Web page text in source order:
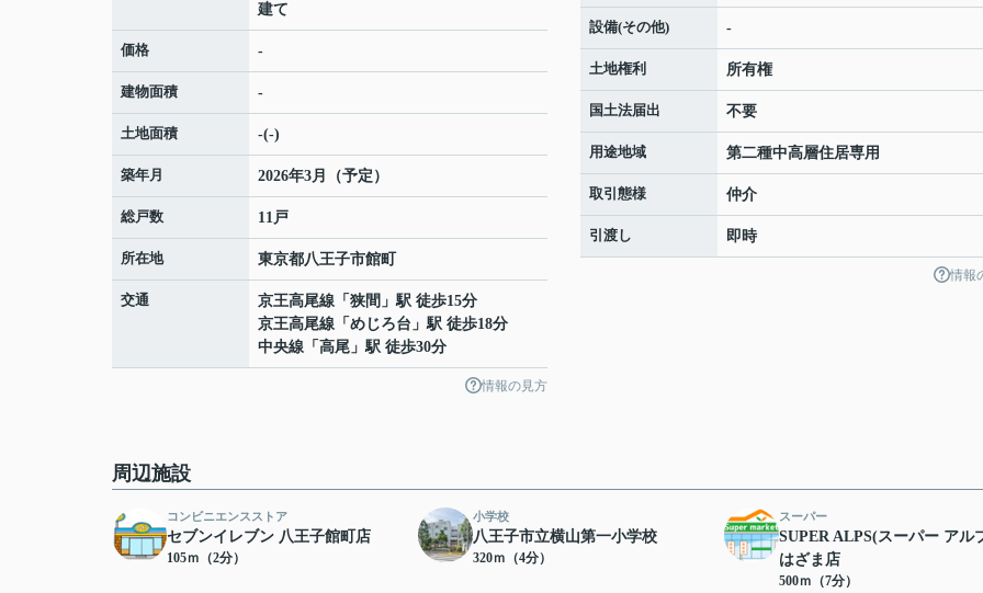
建て
価格 -
建物面積 -
土地面積 -(-)
築年月 2026年3月（予定）
総戸数 11戸
所在地 東京都八王子市館町
交通 京王高尾線 「 狭間 」駅 徒歩15分
京王高尾線 「 めじろ台 」駅 徒歩18分
中央線 「 高尾 」駅 徒歩30分
情報の見方
設備(その他) -
土地権利 所有権
国土法届出 不要
用途地域 第二種中高層住居専用
取引態様 仲介
引渡し 即時
情報
周辺施設
コンビニエンスストア
セブンイレブン 八王子館町店
105ｍ（2分）
小学校
八王子市立横山第一小学校
320ｍ（4分）
スーパー
SUPER ALPS(スーパー アル
はざま店
500ｍ（7分）